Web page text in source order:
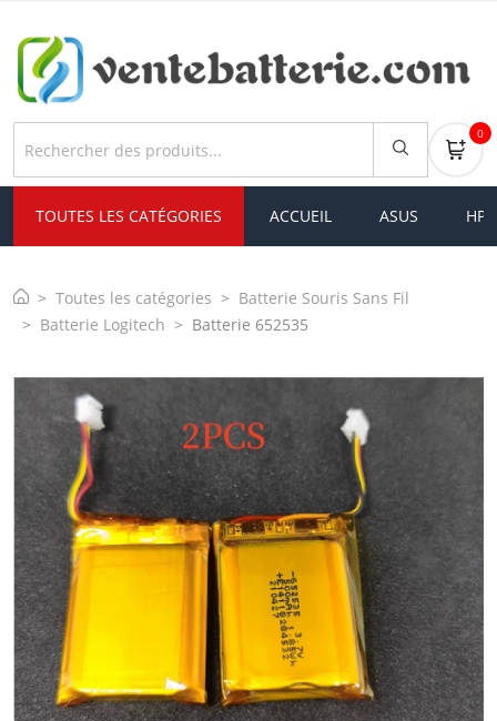
0
TOUTES LES CATÉGORIES ACCUEIL ASUS HP
Toutes les catégories
Batterie Souris Sans Fil
Batterie Logitech
Batterie 652535